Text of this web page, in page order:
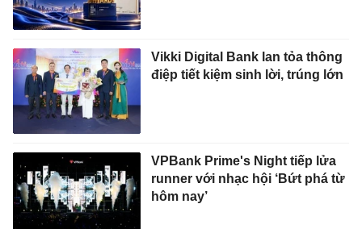
Vikki Digital Bank lan tỏa thông
điệp tiết kiệm sinh lời, trúng lớn
VPBank Prime's Night tiếp lửa
runner với nhạc hội ‘Bứt phá từ
hôm nay’